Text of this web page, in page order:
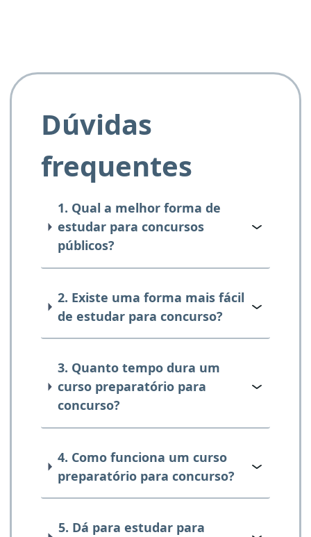
Dúvidas
frequentes
1. Qual a melhor forma de
estudar para concursos
públicos?
2. Existe uma forma mais fácil
de estudar para concurso?
3. Quanto tempo dura um
curso preparatório para
concurso?
4. Como funciona um curso
preparatório para concurso?
5. Dá para estudar para